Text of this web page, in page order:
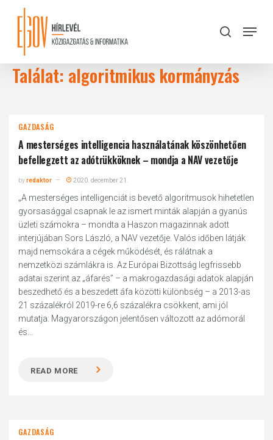
content
search
Menu
Találat: algoritmikus kormányzás
GAZDASÁG
A mesterséges intelligencia használatának köszönhetően
befellegzett az adótrükköknek – mondja a NAV vezetője
byredaktor 2020. december 21.
„A mesterséges intelligenciát is bevető algoritmusok hihetetlen
gyorsasággal csapnak le az ismert minták alapján a gyanús
üzleti számokra – mondta a Haszon magazinnak adott
interjújában Sors László, a NAV vezetője. Valós időben látják
majd nemsokára a cégek működését, és rálátnak a
nemzetközi számlákra is. Az Európai Bizottság legfrissebb
adatai szerint az „áfarés” – a makrogazdasági adatok alapján
beszedhető és a beszedett áfa közötti különbség – a 2013-as
21 százalékról 2019-re 6,6 százalékra csökkent, ami jól
mutatja: Magyarországon jelentősen változott az adómorál
és...
READ MORE
GAZDASÁG
Close